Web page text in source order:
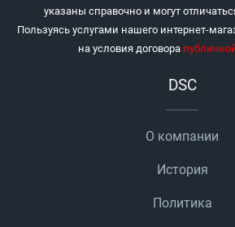
указаны справочно и могут
Пользуясь услугами нашего интернет-
на условия договора
DSC
О компании
История
Политика